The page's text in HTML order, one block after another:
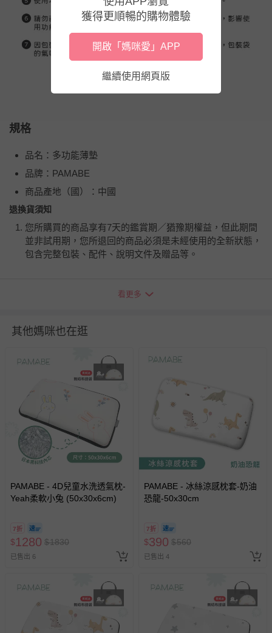
規格
品名：多功能薄墊
品牌：PAMABE
商品產地（國）：中國
退換貨須知
您所購買的商品享有7天的鑑賞期／猶豫期權益，但此期間
並非試用期，您所退回的商品必須是未經使用的全新狀態，
包含完整包裝、配件、說明文件及贈品等。
瑕疵退換貨所產生的運費，將由媽咪愛負責處理，若非瑕疵
並點選『我要退貨』即可進行申請。若有相關退貨問題，請
至媽咪愛LINE@客服ID: @mamilove
針對滿件折/滿額贈…等活動，如因部份退貨，而該訂單保
留商品未達活動門檻，將以原價計算，活動贈品亦需一併退
部分商品依據消費者保護法的規定，不適用七天鑑賞期/猶
豫期範圍：
易於腐敗、保存期限較短或解約時即將逾期（例如生鮮
商品、食品等）。
客製化商品（例如客製生日書、姓名貼等）。
經消費者拆封之影音商品或電腦軟體（例如 DVD、CD
非以有形媒介提供之數位內容或一經提供即為完成之線
上服務，經消費者事先同意始提供（例如線上課程、遊
戲或活動點數等）。
已拆封之以下類型商品：
看更多
其他媽咪也在逛
PAMABE - 4D兒童水洗透氣枕-
Yeah柔軟小兔 (50x30x6cm)
7折
$1280 $1830
已售出 6
PAMABE - 冰絲涼感枕套-奶油
恐龍-50x30cm
7折
$390 $560
已售出 4
獲得更順暢的購物體驗
開啟「媽咪愛」APP
繼續使用網頁版